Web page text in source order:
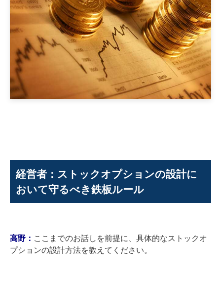
経営者：ストックオプションの設計に
おいて守るべき鉄板ルール
高野： ここまでのお話しを前提に、具体的なストックオ
プションの設計方法を教えてください。